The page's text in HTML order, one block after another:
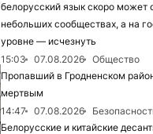
белорусский язык скоро может
небольших сообществах, а на
уровне — исчезнуть
15:03
07.08.2026
Общество
Пропавший в Гродненском
мертвым
14:47
07.08.2026
Белорусские и китайские